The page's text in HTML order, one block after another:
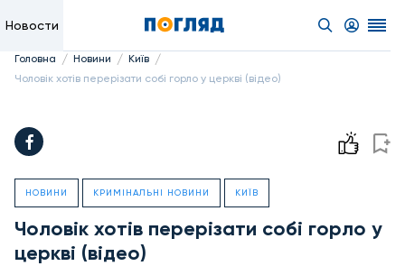
Новости
Головна / Новини / Київ /
Чоловік хотів перерізати собі горло у церкві (відео)
НОВИНИ КРИМІНАЛЬНІ НОВИНИ КИЇВ
Чоловік хотів перерізати собі горло у
церкві (відео)